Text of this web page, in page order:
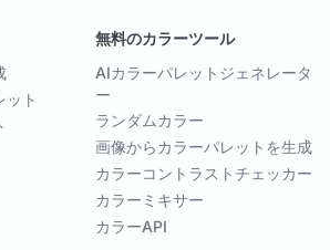
ット
無料のカラーツール
AIカラーパレットジェネレータ
ー
ランダムカラー
画像からカラーパレットを生成
カラーコントラストチェッカー
カラーミキサー
カラーAPI